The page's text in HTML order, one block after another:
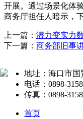
开展。通过场景化体
商务厅担任人暗示，
上一篇： 潜力变实力
下一篇： 商务部旧事
地址：海口市国
电话：0898-
传真：0898-
首页